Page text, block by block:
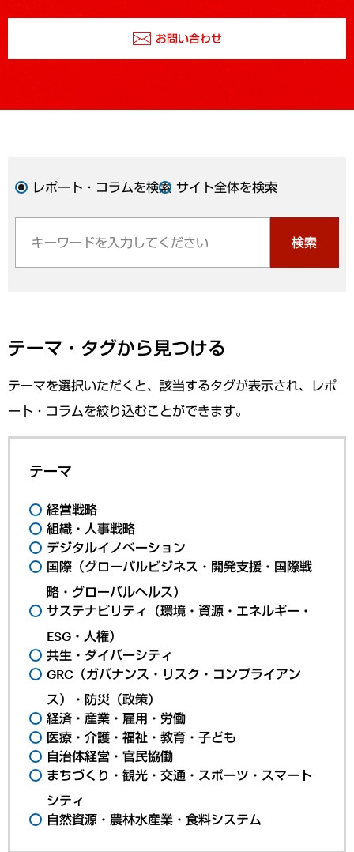
お問い合わせ
レポート・コラムを検索 サイト全体を検索
検索
テーマ・タグから見つける
テーマを選択いただくと、該当するタグが表示され、レポ
ート・コラムを絞り込むことができます。
テーマ
経営戦略
組織・人事戦略
デジタルイノベーション
国際（グローバルビジネス・開発支援・国際戦
略・グローバルヘルス）
サステナビリティ（環境・資源・エネルギー・
ESG・人権）
共生・ダイバーシティ
GRC（ガバナンス・リスク・コンプライアン
ス）・防災（政策）
経済・産業・雇用・労働
医療・介護・福祉・教育・子ども
自治体経営・官民協働
まちづくり・観光・交通・スポーツ・スマート
シティ
自然資源・農林水産業・食料システム